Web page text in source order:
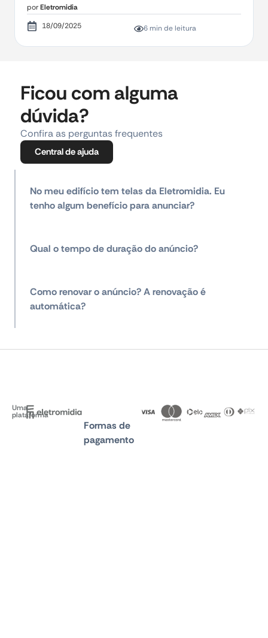
porEletromidia
18/09/2025
6 min de leitura
Ficou com alguma
dúvida?
Confira as perguntas frequentes
Central de ajuda
No meu edifício tem telas da Eletromidia. Eu
tenho algum benefício para anunciar?
Qual o tempo de duração do anúncio?
Como renovar o anúncio? A renovação é
automática?
Uma
plataforma
Formas de
pagamento